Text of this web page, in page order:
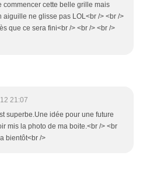
commencer cette belle grille mais
aiguille ne glisse pas LOL<br /> <br />
que ce sera fini<br /> <br /> <br />
21:07
superbe.Une idée pour une future
mis la photo de ma boite.<br /> <br
bientôt<br />